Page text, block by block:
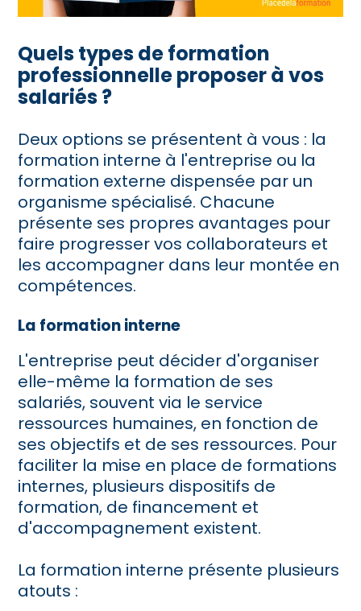
Quels types de formation
professionnelle proposer à vos
salariés ?
Deux options se présentent à vous : la
formation interne à l'entreprise ou la
formation externe dispensée par un
organisme spécialisé. Chacune
présente ses propres avantages pour
faire progresser vos collaborateurs et
les accompagner dans leur montée en
compétences.
La formation interne
L'entreprise peut décider d'organiser
elle-même la formation de ses
salariés, souvent via le service
ressources humaines, en fonction de
ses objectifs et de ses ressources. Pour
faciliter la mise en place de formations
internes, plusieurs dispositifs de
formation, de financement et
d'accompagnement existent.
La formation interne présente plusieurs
atouts :